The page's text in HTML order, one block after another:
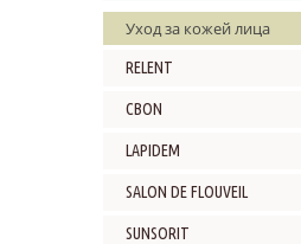
Уход за кожей лица
RELENT
CBON
LAPIDEM
SALON DE FLOUVEIL
SUNSORIT